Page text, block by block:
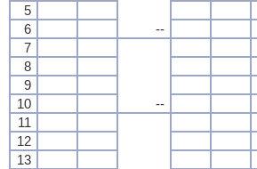
--
5
6
7
--
8
9
10
11
12
13